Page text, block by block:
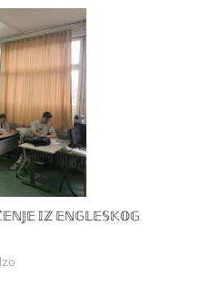
𝕀ℤ 𝔼ℕ𝔾𝕃𝔼𝕊𝕂𝕆𝔾